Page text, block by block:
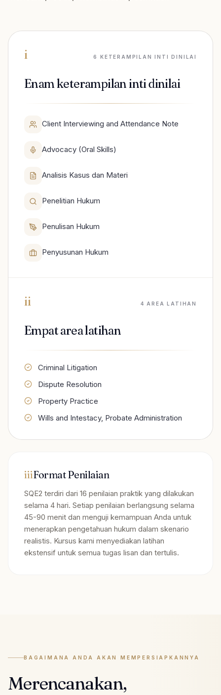
i 6 KETERAMPILAN INTI DINILAI
Enam keterampilan inti dinilai
Client Interviewing and Attendance Note
Advocacy (Oral Skills)
Analisis Kasus dan Materi
Penelitian Hukum
Penulisan Hukum
Penyusunan Hukum
ii 4 AREA LATIHAN
Empat area latihan
Criminal Litigation
Dispute Resolution
Property Practice
Wills and Intestacy, Probate Administration
iiiFormat Penilaian
SQE2 terdiri dari 16 penilaian praktik yang dilakukan
selama 4 hari. Setiap penilaian berlangsung selama
45-90 menit dan menguji kemampuan Anda untuk
menerapkan pengetahuan hukum dalam skenario
realistis. Kursus kami menyediakan latihan
ekstensif untuk semua tugas lisan dan tertulis.
BAGAIMANA ANDA AKAN MEMPERSIAPKANNYA
Merencanakan,